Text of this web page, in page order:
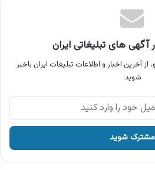
آگهی های تبلیغاتی ایران
آخرین اخبار و اطلاعات تبلیغات ایران باخبر
شوید.